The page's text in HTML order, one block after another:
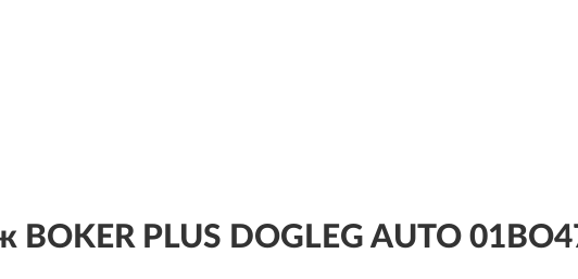
PLUS DOGLEG AUTO